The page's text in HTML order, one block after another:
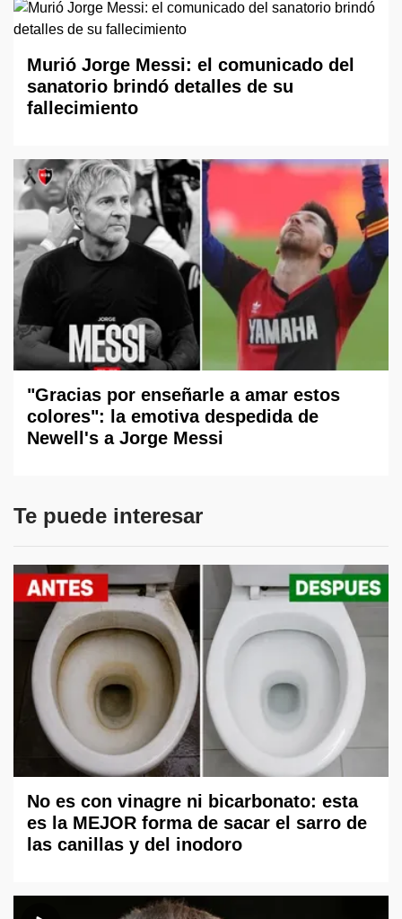
Murió Jorge Messi: el comunicado del
sanatorio brindó detalles de su
fallecimiento
"Gracias por enseñarle a amar estos
colores": la emotiva despedida de
Newell's a Jorge Messi
Te puede interesar
No es con vinagre ni bicarbonato: esta
es la MEJOR forma de sacar el sarro de
las canillas y del inodoro